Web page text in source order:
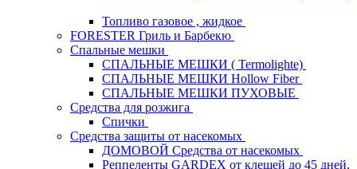
Топливо газовое , жидкое
FORESTER Гриль и Барбекю
Спальные мешки
СПАЛЬНЫЕ МЕШКИ ( Termolighte)
СПАЛЬНЫЕ МЕШКИ Hollow Fiber
СПАЛЬНЫЕ МЕШКИ ПУХОВЫЕ
Средства для розжига
Спички
Средства защиты от насекомых
ДОМОВОЙ Средства от насекомых
Реппеленты GARDEX от клещей до 45 дней,